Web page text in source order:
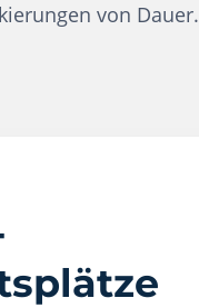
von Dauer.